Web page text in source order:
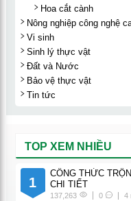
Hoa cắt cành
Nông nghiệp công nghệ
Vi sinh
Sinh lý thực vật
Đất và Nước
Bảo vệ thực vật
Tin tức
TOP XEM NHIỀU
1
CÔNG THỨC
CHI TIẾT
137,263 0